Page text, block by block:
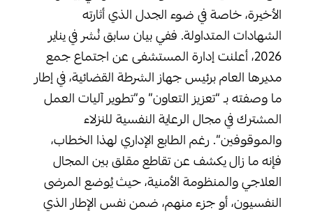
الأخيرة، خاصة في ضوء الجدل الذي أثارته
الشهادات المتداولة. ففي بيان سابق نُشر في يناير
2026، أعلنت إدارة المستشفى عن اجتماع جمع
مديرها العام برئيس جهاز الشرطة القضائية، في إطار
ما وصفته بـ “تعزيز التعاون” و”تطوير آليات العمل
المشترك في مجال الرعاية النفسية للنزلاء
والموقوفين”. رغم الطابع الإداري لهذا الخطاب،
فإنه ما زال يكشف عن تقاطع مقلق بين المجال
العلاجي والمنظومة الأمنية، حيث يُوضع المرضى
النفسيون، أو جزء منهم، ضمن نفس الإطار الذي